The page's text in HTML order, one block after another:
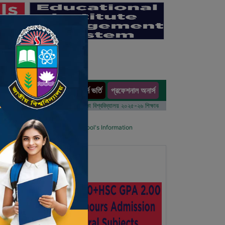
অনার্স ভর্তি প্রফেশনাল অনার্স
ভর্তি আবেদন বিজ্ঞপ্তি ঢাকা বিশ্ববিদ্যালয় ২০২৫-২৬ শিক্ষাবর্ষে আন্ডারগ্র্যাজুয়েট প্রোগ্রামে ভর্তি
List Details Primary School's Information